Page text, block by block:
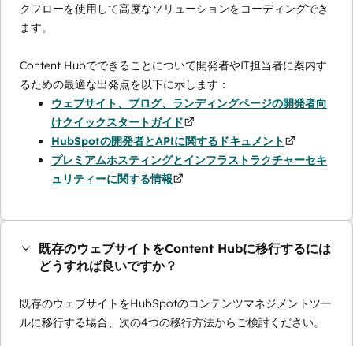
クフローを使用して高度なソリューションをコーディングでき
ます。
Content Hubでできることについて開発者やIT担当者に案内す
るための最適な出発点を以下に示します：
ウェブサイト、ブログ、ランディングページの開発者向
けクイックスタートガイド
HubSpotの開発者とAPIに関するドキュメント
プレミアムホスティングとインフラストラクチャーセキ
ュリティーに関する情報
既存のウェブサイトをContent Hubに移行するには
どうすれば良いですか？
既存のウェブサイトをHubSpotのコンテンツマネジメントツー
ルに移行する場合、次の4つの移行方法からご検討ください。